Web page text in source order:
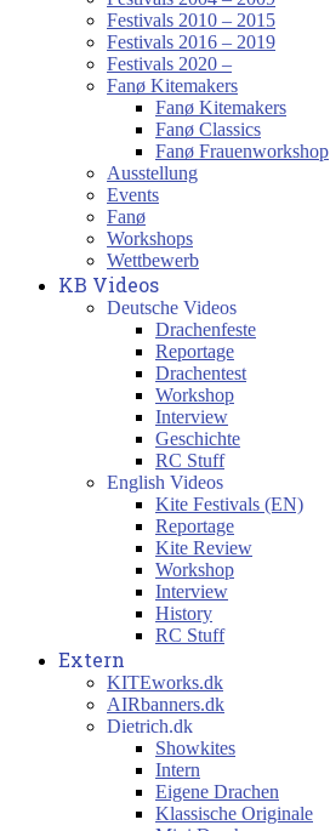
Festivals 2010 – 2015
Festivals 2016 – 2019
Festivals 2020 –
Fanø Kitemakers
Fanø Kitemakers
Fanø Classics
Fanø Frauenworkshop
Ausstellung
Events
Fanø
Workshops
Wettbewerb
KB Videos
Deutsche Videos
Drachenfeste
Reportage
Drachentest
Workshop
Interview
Geschichte
RC Stuff
English Videos
Kite Festivals (EN)
Reportage
Kite Review
Workshop
Interview
History
RC Stuff
Extern
KITEworks.dk
AIRbanners.dk
Dietrich.dk
Showkites
Intern
Eigene Drachen
Klassische Originale